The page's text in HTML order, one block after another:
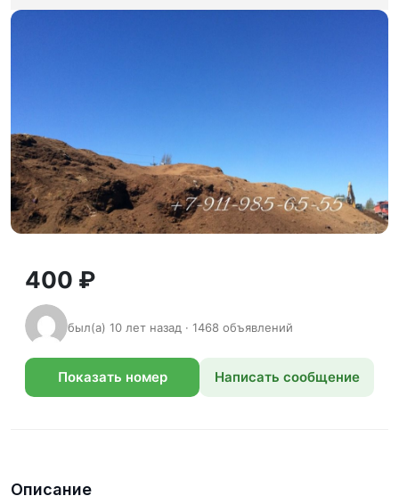
400 ₽
был(а) 10 лет назад · 1468 объявлений
Показать номер Написать сообщение
Описание